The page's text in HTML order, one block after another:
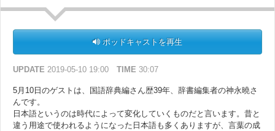
ポッドキャストを再生
UPDATE 2019-05-10 19:00 TIME 30:07
5月10日のゲストは、国語辞典編さん歴39年、辞書編集者の神永曉さ
んです。
日本語というのは時代によって変化していくものだと言います。昔と
違う用途で使われるようになった日本語も多くありますが、言葉の成